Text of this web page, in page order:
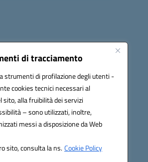
di tracciamento
strumenti di profilazione degli utenti -
cookies tecnici necessari al
alla fruibilità dei servizi
– sono utilizzati, inoltre,
messi a disposizione da Web
sito, consulta la ns.Cookie Policy